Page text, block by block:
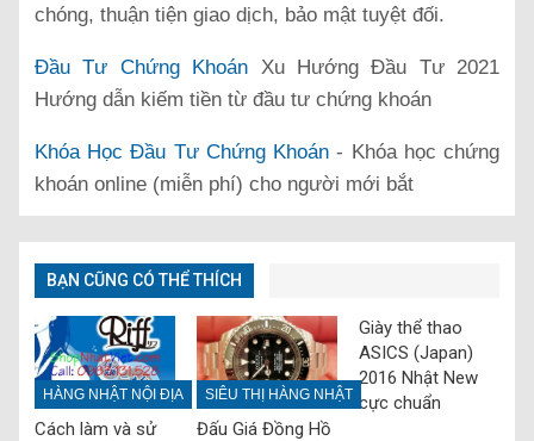
chóng, thuận tiện giao dịch, bảo mật tuyệt đối.
Đầu Tư Chứng Khoán Xu Hướng Đầu Tư 2021
Hướng dẫn kiếm tiền từ đầu tư chứng khoán
Khóa Học Đầu Tư Chứng Khoán - Khóa học chứng
khoán online (miễn phí) cho người mới bắt
BẠN CŨNG CÓ THỂ THÍCH
HÀNG NHẬT NỘI ĐỊA
Cách làm và sử
SIÊU THỊ HÀNG NHẬT
Đấu Giá Đồng Hồ
Giày thể thao
ASICS (Japan)
2016 Nhật New
cực chuẩn